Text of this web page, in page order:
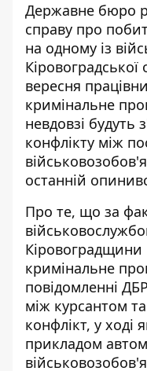
Державне бюро
справу про
на одному із
вересня
кримінальне
невдовзі будуть
конфлікту між
останній
Про те, що за
Кіровоградщини
кримінальне
повідомленні
між курсантом
конфлікт, у ході
прикладом